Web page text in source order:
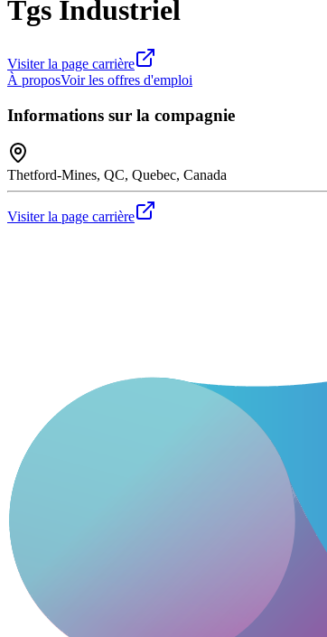
Tgs Industriel
Visiter la page carrière
À proposVoir les offres d'emploi
Informations sur la compagnie
Thetford-Mines, QC, Quebec, Canada
Visiter la page carrière